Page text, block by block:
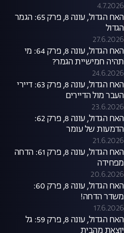
4.7.2026
האח הגדול, עונה 8, פרק 65: הגמר
הגדול
27.6.2026
האח הגדול, עונה 8, פרק 64: מי
תהיה חמישיית הגמר?
24.6.2026
האח הגדול, עונה 8, פרק 63: דיירי
העבר מול הדיירים
23.6.2026
האח הגדול, עונה 8, פרק 62:
הדמעות של עומר
21.6.2026
האח הגדול, עונה 8, פרק 61: הדחה
מפחידה
20.6.2026
האח הגדול, עונה 8, פרק 60:
משדר הדחה!
17.6.2026
האח הגדול, עונה 8, פרק 59: גל